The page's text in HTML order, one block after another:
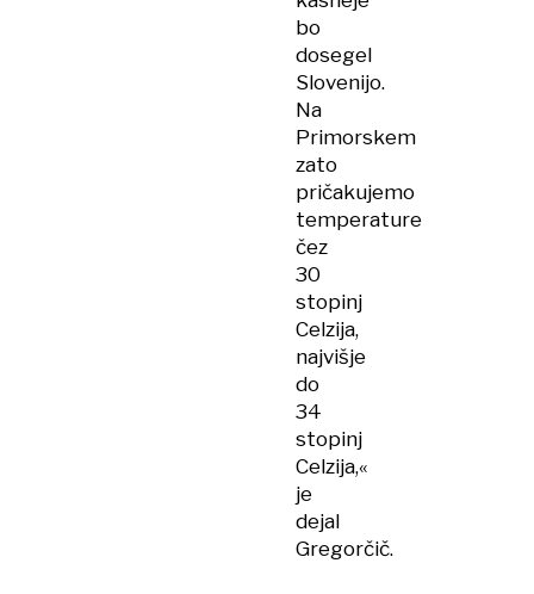
bo
dosegel
Slovenijo.
Na
Primorskem
zato
pričakujemo
temperature
čez
30
stopinj
Celzija,
najvišje
do
34
stopinj
Celzija,«
je
dejal
Gregorčič.